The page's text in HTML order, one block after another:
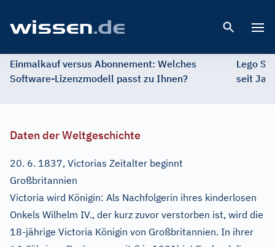
Einmalkauf versus Abonnement: Welches
Software-Lizenzmodell passt zu Ihnen?
Lego
seit
Daten der Weltgeschichte
20. 6. 1837, Victorias Zeitalter beginnt
Großbritannien
Victoria wird Königin: Als Nachfolgerin ihres kinderlosen
Onkels Wilhelm IV., der kurz zuvor verstorben ist, wird die
18-jährige Victoria Königin von Großbritannien. In ihrer